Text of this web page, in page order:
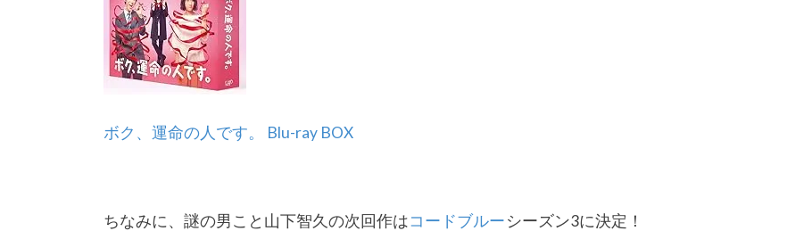
ボク、運命の人です。 Blu-ray BOX
ちなみに、謎の男こと山下智久の次回作はコードブルーシーズン3に決定！